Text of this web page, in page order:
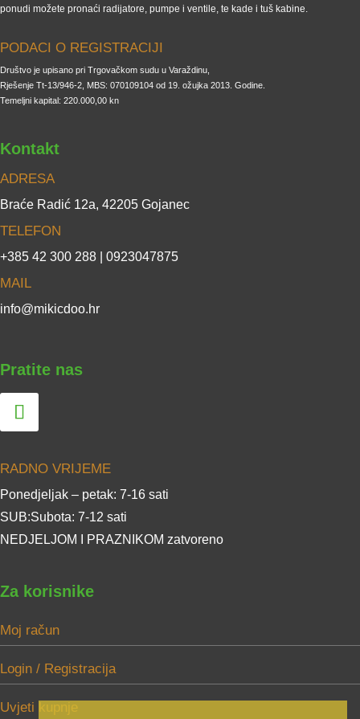
ponudi možete pronaći radijatore, pumpe i ventile, te kade i tuš kabine.
PODACI O REGISTRACIJI
Društvo je upisano pri Trgovačkom sudu u Varaždinu,
Rješenje Tt-13/946-2, MBS: 070109104 od 19. ožujka 2013. Godine.
Temeljni kapital: 220.000,00 kn
Kontakt
ADRESA
Braće Radić 12a, 42205 Gojanec
TELEFON
+385 42 300 288 | 0923047875
MAIL
info@mikicdoo.hr
Pratite nas
RADNO VRIJEME
Ponedjeljak – petak: 7-16 sati
SUB:Subota: 7-12 sati
NEDJELJOM I PRAZNIKOM zatvoreno
Za korisnike
Moj račun
Login / Registracija
Uvjeti kupnje